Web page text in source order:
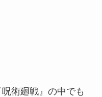
術廻戦』の中でも